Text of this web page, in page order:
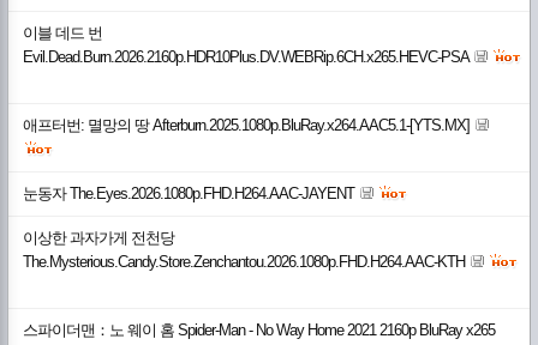
이블 데드 번
Evil.Dead.Burn.2026.2160p.HDR10Plus.DV.WEBRip.6CH.x265.HEVC-PSA
애프터번: 멸망의 땅 Afterburn.2025.1080p.BluRay.x264.AAC5.1-[YTS.MX]
눈동자 The.Eyes.2026.1080p.FHD.H264.AAC-JAYENT
이상한 과자가게 전천당
The.Mysterious.Candy.Store.Zenchantou.2026.1080p.FHD.H264.AAC-KTH
스파이더맨：노 웨이 홈 Spider-Man - No Way Home 2021 2160p BluRay x265